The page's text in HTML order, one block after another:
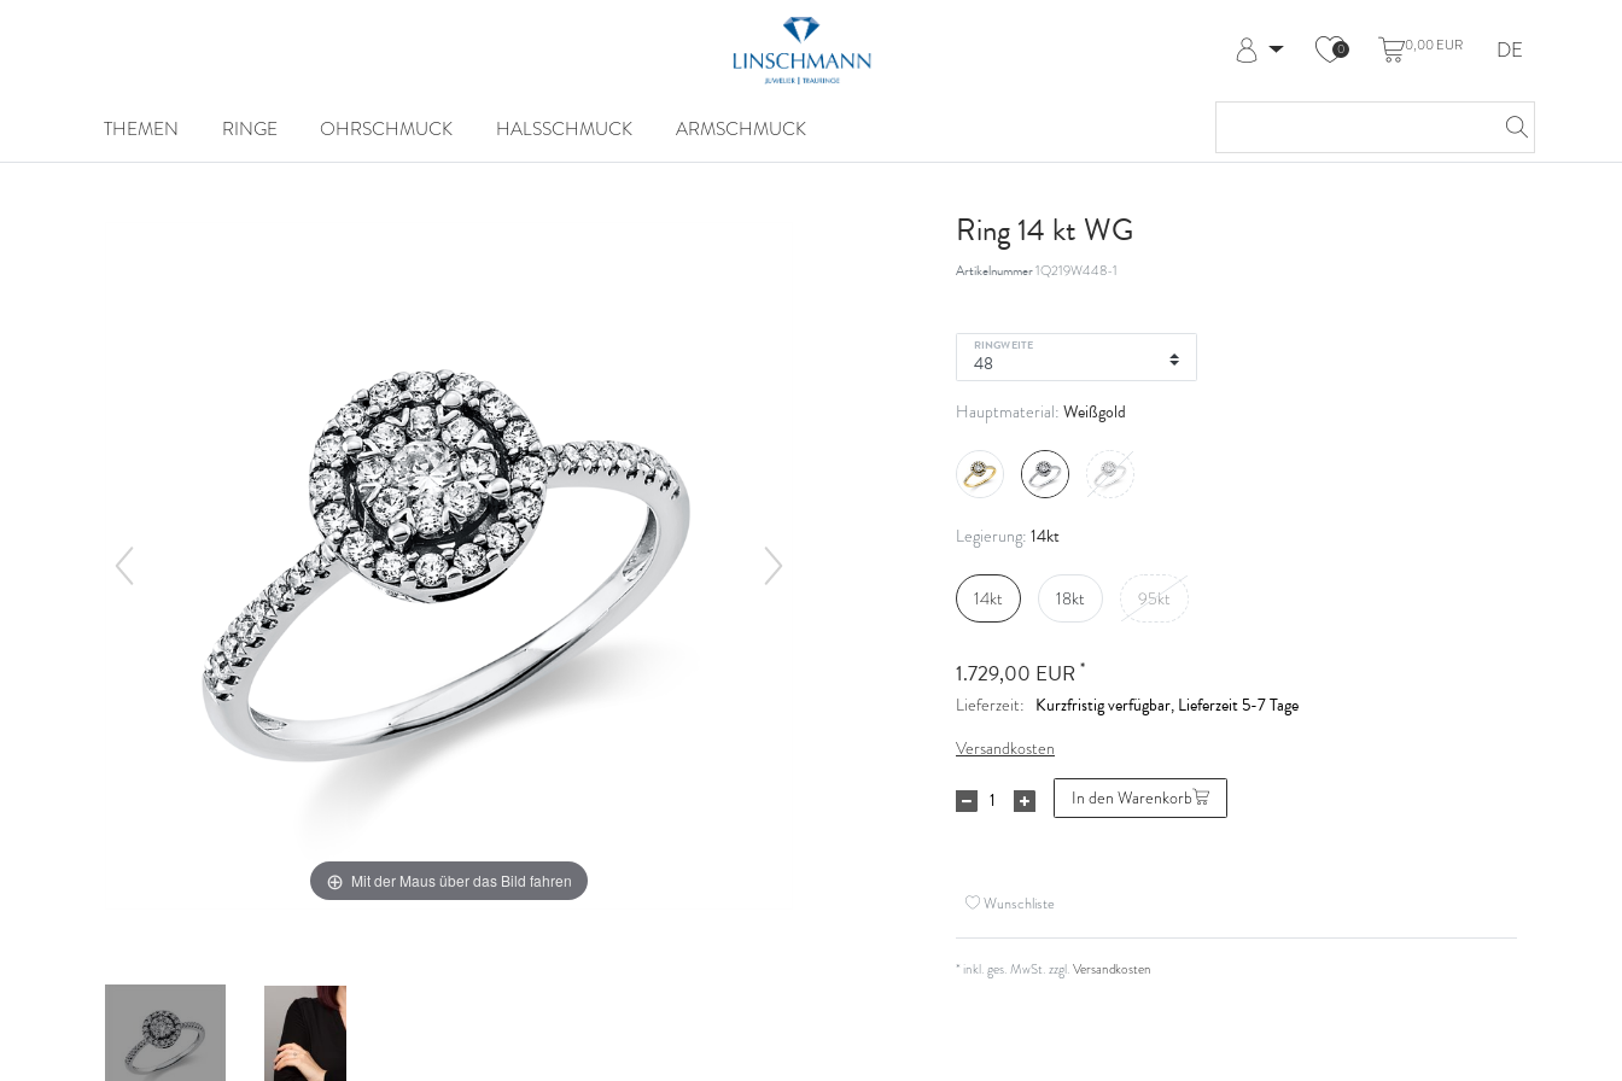
0 0,00 EUR DE
THEMEN RINGE OHRSCHMUCK HALSSCHMUCK ARMSCHMUCK
Mit der Maus über das Bild fahren
Ring 14 kt WG
Artikelnummer1Q219W448-1
RINGWEITE
Hauptmaterial: Weißgold
Legierung: 14kt
14kt 18kt 95kt
1.729,00 EUR *
Lieferzeit: Kurzfristig verfügbar, Lieferzeit 5-7 Tage
Versandkosten
In den Warenkorb
Wunschliste
* inkl. ges. MwSt. zzgl.Versandkosten